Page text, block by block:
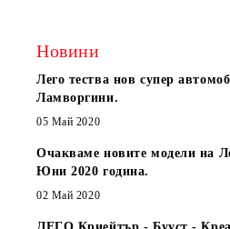
Новини
Лего тества нов супер
Ламворгини.
05 Май 2020
Очакваме новите модели на
Юни 2020 година.
02 Май 2020